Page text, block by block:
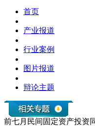
首页
产业报道
行业案例
图片报道
辩论主题
前七月民间固定资产投资